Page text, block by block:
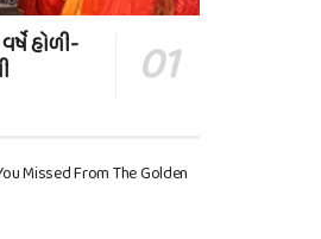
હોળી-
Missed From The Golden